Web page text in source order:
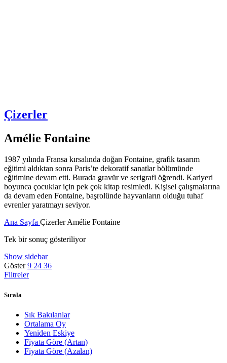
Çizerler
Amélie Fontaine
1987 yılında Fransa kırsalında doğan Fontaine, grafik tasarım
eğitimi aldıktan sonra Paris’te dekoratif sanatlar bölümünde
eğitimine devam etti. Burada gravür ve serigrafi öğrendi. Kariyeri
boyunca çocuklar için pek çok kitap resimledi. Kişisel çalışmalarına
da devam eden Fontaine, başrolünde hayvanların olduğu tuhaf
evrenler yaratmayı seviyor.
Ana Sayfa ÇizerlerAmélie Fontaine
Tek bir sonuç gösteriliyor
Show sidebar
Göster9 24 36
Filtreler
Sırala
Sık Bakılanlar
Ortalama Oy
Yeniden Eskiye
Fiyata Göre (Artan)
Fiyata Göre (Azalan)